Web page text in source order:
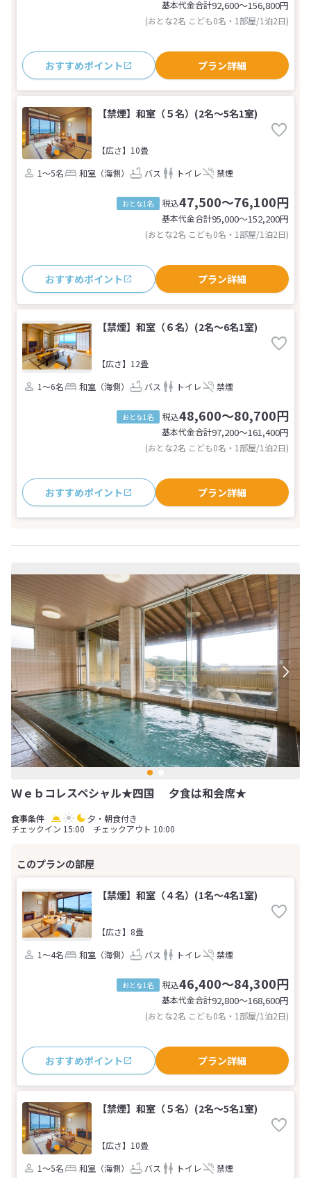
基本代金合計92,600〜156,800円
(おとな2名 こども0名・1部屋/1泊2日)
おすすめポイント プラン詳細
【禁煙】和室（５名）(2名～5名1室)
【広さ】10畳
1～5名
和室（海側） バス トイレ 禁煙
おとな1名 税込47,500～76,100円
基本代金合計95,000〜152,200円
(おとな2名 こども0名・1部屋/1泊2日)
おすすめポイント プラン詳細
【禁煙】和室（６名）(2名～6名1室)
【広さ】12畳
1～6名
和室（海側） バス トイレ 禁煙
おとな1名 税込48,600～80,700円
基本代金合計97,200〜161,400円
(おとな2名 こども0名・1部屋/1泊2日)
おすすめポイント プラン詳細
Ｗｅｂコレスペシャル★四国 夕食は和会席★
夕・朝食付き
チェックイン 15:00 チェックアウト 10:00
【禁煙】和室（４名）(1名～4名1室)
【広さ】8畳
1～4名
和室（海側） バス トイレ 禁煙
おとな1名 税込46,400～84,300円
基本代金合計92,800〜168,600円
(おとな2名 こども0名・1部屋/1泊2日)
おすすめポイント プラン詳細
【禁煙】和室（５名）(2名～5名1室)
【広さ】10畳
1～5名
和室（海側） バス トイレ 禁煙